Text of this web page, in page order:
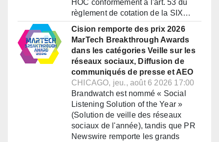
HOC conformément à l'art. 53 du
règlement de cotation de la SIX…
Cision remporte des prix 2026
MarTech Breakthrough Awards
dans les catégories Veille sur les
réseaux sociaux, Diffusion de
communiqués de presse et AEO
CHICAGO, jeu., août 6 2026 17:00
Brandwatch est nommé « Social
Listening Solution of the Year »
(Solution de veille des réseaux
sociaux de l'année), tandis que PR
Newswire remporte les grands